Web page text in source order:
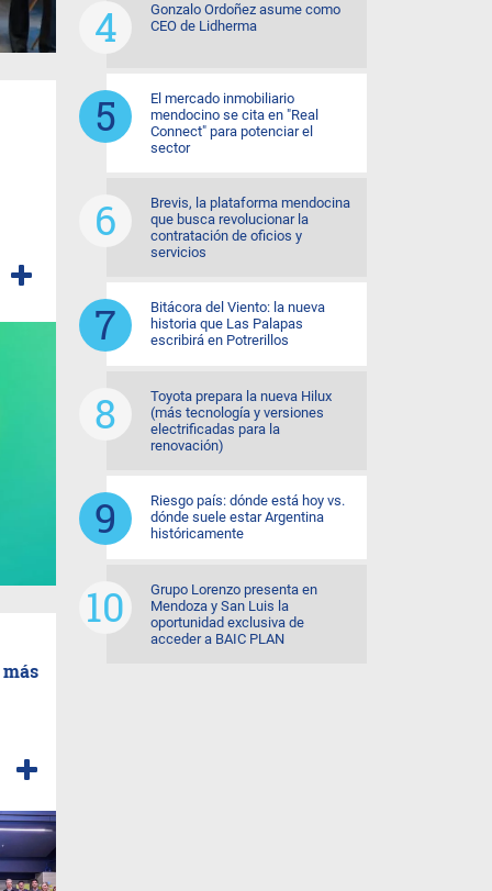
Gonzalo Ordoñez asume como
CEO de Lidherma
El mercado inmobiliario
mendocino se cita en "Real
Connect" para potenciar el
sector
Brevis, la plataforma mendocina
que busca revolucionar la
contratación de oficios y
servicios
Bitácora del Viento: la nueva
historia que Las Palapas
escribirá en Potrerillos
Toyota prepara la nueva Hilux
(más tecnología y versiones
electrificadas para la
renovación)
Riesgo país: dónde está hoy vs.
dónde suele estar Argentina
históricamente
Grupo Lorenzo presenta en
Mendoza y San Luis la
oportunidad exclusiva de
acceder a BAIC PLAN